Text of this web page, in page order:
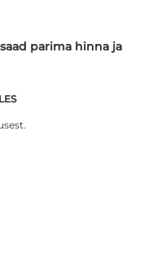
parima hinna ja